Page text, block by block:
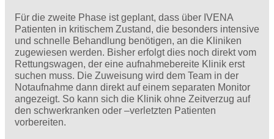
Für die zweite Phase ist geplant, dass über IVENA
Patienten in kritischem Zustand, die besonders intensive
und schnelle Behandlung benötigen, an die Kliniken
zugewiesen werden. Bisher erfolgt dies noch direkt vom
Rettungswagen, der eine aufnahmebereite Klinik erst
suchen muss. Die Zuweisung wird dem Team in der
Notaufnahme dann direkt auf einem separaten Monitor
angezeigt. So kann sich die Klinik ohne Zeitverzug auf
den schwerkranken oder –verletzten Patienten
vorbereiten.